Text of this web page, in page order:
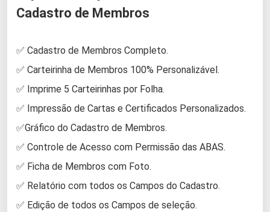
Cadastro de Membros
✅ Cadastro de Membros Completo.
✅ Carteirinha de Membros 100% Personalizável.
✅ Imprime 5 Carteirinhas por Folha.
✅ Impressão de Cartas e Certificados Personalizados.
✅Gráfico do Cadastro de Membros.
✅ Controle de Acesso com Permissão das ABAS.
✅ Ficha de Membros com Foto.
✅ Relatório com todos os Campos do Cadastro.
✅ Edição de todos os Campos de seleção.